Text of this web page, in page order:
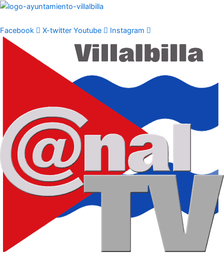
Ir
contenido
Facebook X-twitter Youtube Instagram